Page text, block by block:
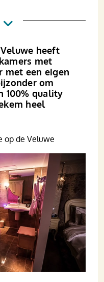
heeft
met
met een eigen
om
100% quality
heel
op de Veluwe